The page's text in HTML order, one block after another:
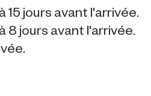
jours avant l'arrivée.
8 jours avant l'arrivée.